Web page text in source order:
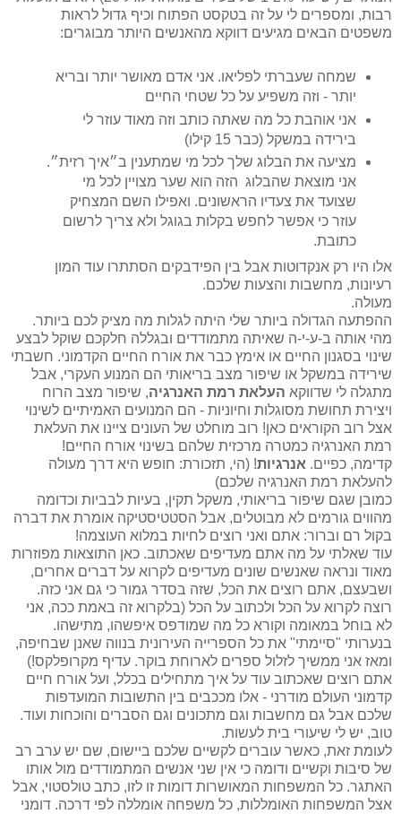
רבות, ומספרים לי על זה בטקסט הפתוח וכיף גדול לראות
משפטים הבאים מגיעים דווקא מהאנשים היותר מבוגרים:
שמחה שעברתי לפליאו. אני אדם מאושר יותר ובריא
יותר - וזה משפיע על כל שטחי החיים
אני אוהבת כל מה שאתה כותב וזה מאוד עוזר לי
בירידה במשקל (כבר 15 קילו)
מציעה את הבלוג שלך לכל מי שמתענין ב״איך רזית״.
אני מוצאת שהבלוג הזה הוא שער מצויין לכל מי
שצועד את צעדיו הראשונים. ואפילו השם המצחיק
עוזר כי אפשר לחפש בקלות בגוגל ולא צריך לרשום
כתובת.
אלו היו רק אנקדוטות אבל בין הפידבקים הסתתרו עוד המון
רעיונות, מחשבות והצעות שלכם.
מעולה.
ההפתעה הגדולה ביותר שלי היתה לגלות מה מציק לכם ביותר.
מהי אותה ב-ע-י-ה שאיתה מתמודדים ובגללה חלקכם שוקל לבצע
שינוי בסגנון החיים או אימץ כבר את אורח החיים הקדמוני. חשבתי
שירידה במשקל או שיפור מצב בריאותי הם המנוע העקרי, אבל
מתגלה לי שדווקא העלאת רמת האנרגיה, שיפור מצב הרוח
ויצירת תחושת מסוגלות וחיוניות - הם המנועים האמיתיים לשינוי
אצל רוב הקוראים כאן! רוב מוחלט של העונים ציינו את העלאת
רמת האנרגיה כמטרה מרכזית שלהם בשינוי אורח החיים!
קדימה, כפיים. אנרגיות! (הי, תזכורת: חופש היא דרך מעולה
להעלאת רמת האנרגיה שלכם)
כמובן שגם שיפור בריאותי, משקל תקין, בעיות לבביות וכדומה
מהווים גורמים לא מבוטלים, אבל הסטטיסטיקה אומרת את דברה
בקול רם וברור: אתם ואני רוצים לחיות במלוא העוצמה!
עוד שאלתי על מה אתם מעדיפים שאכתוב. כאן התוצאות מפוזרות
מאוד ונראה שאנשים שונים מעדיפים לקרוא על דברים אחרים,
ושבעצם, אתם רוצים את הכל, שזה בסדר גמור כי גם אני כזה.
רוצה לקרוא על הכל ולכתוב על הכל (בלקרוא זה באמת ככה, אני
לא בוחל במאומה וקורא כל מה שמודפס איפשהו, מתישהו.
בנערותי "סיימתי" את כל הספרייה העירונית בנווה שאנן שבחיפה,
ומאז אני ממשיך לזלול ספרים לארוחת בוקר. עדיף מקרופלקס!)
אתם רוצים שאכתוב עוד על איך מתחילים בכלל, ועל אורח חיים
קדמוני העולם מודרני - אלו מככבים בין התשובות המועדפות
שלכם אבל גם מחשבות וגם מתכונים וגם הסברים והוכחות ועוד.
טוב, יש לי שיעורי בית לעשות.
לעומת זאת, כאשר עוברים לקשיים שלכם ביישום, שם יש ערב רב
של סיבות וקשיים ודומה כי אין שני אנשים המתמודדים מול אותו
האתגר. כל המשפחות המאושרות דומות זו לזו, כתב טולסטוי, אבל
אצל המשפחות האומללות, כל משפחה אומללה לפי דרכה. דומני